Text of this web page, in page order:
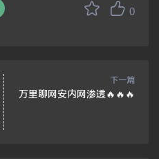
0
下一篇
万里聊网安内网渗透🔥🔥🔥